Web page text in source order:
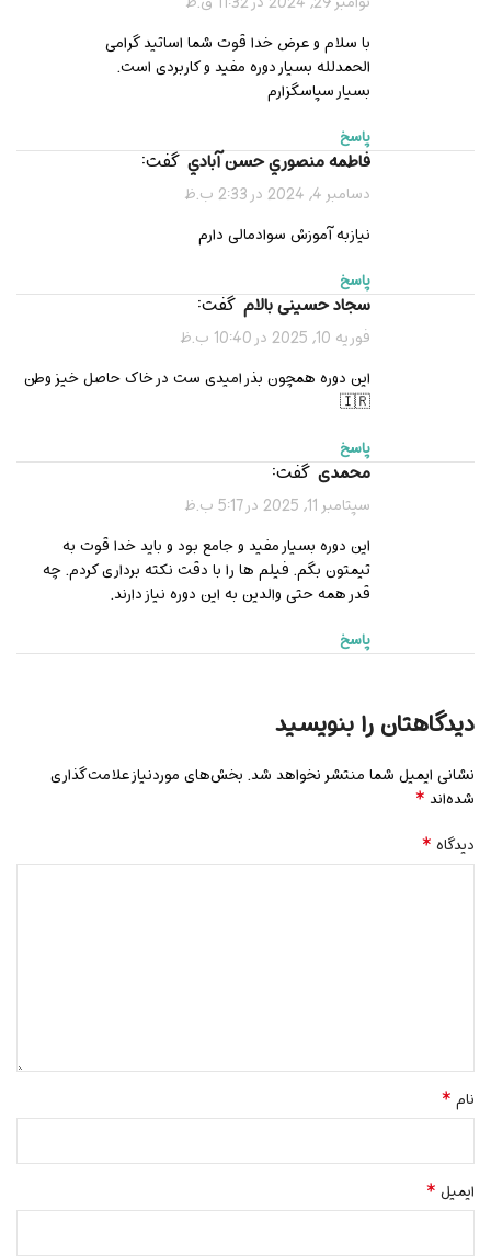
با سلام و عرض خدا قوت شما اساتید گرامی
الحمدلله بسیار دوره مفید و کاربردی است.
بسیار سپاسگزارم
پاسخ
فاطمه منصوري حسن آبادي گفت:
دسامبر 4, 2024 در 2:33 ب.ظ
نیازبه آموزش سوادمالی دارم
پاسخ
سجاد حسینی بالام گفت:
فوریه 10, 2025 در 10:40 ب.ظ
این دوره همچون بذر امیدی ست در خاک حاصل خیز وطن
🇮🇷
پاسخ
محمدی گفت:
سپتامبر 11, 2025 در 5:17 ب.ظ
این دوره بسیار مفید و جامع بود و باید خدا قوت به
تیمتون بگم. فیلم ها را با دقت نکته برداری کردم. چه
قدر همه حتی والدین به این دوره نیاز دارند.
پاسخ
دیدگاهتان را بنویسید
نشانی ایمیل شما منتشر نخواهد شد. بخش‌های موردنیاز علامت‌گذاری
شده‌اند *
دیدگاه *
نام *
ایمیل *